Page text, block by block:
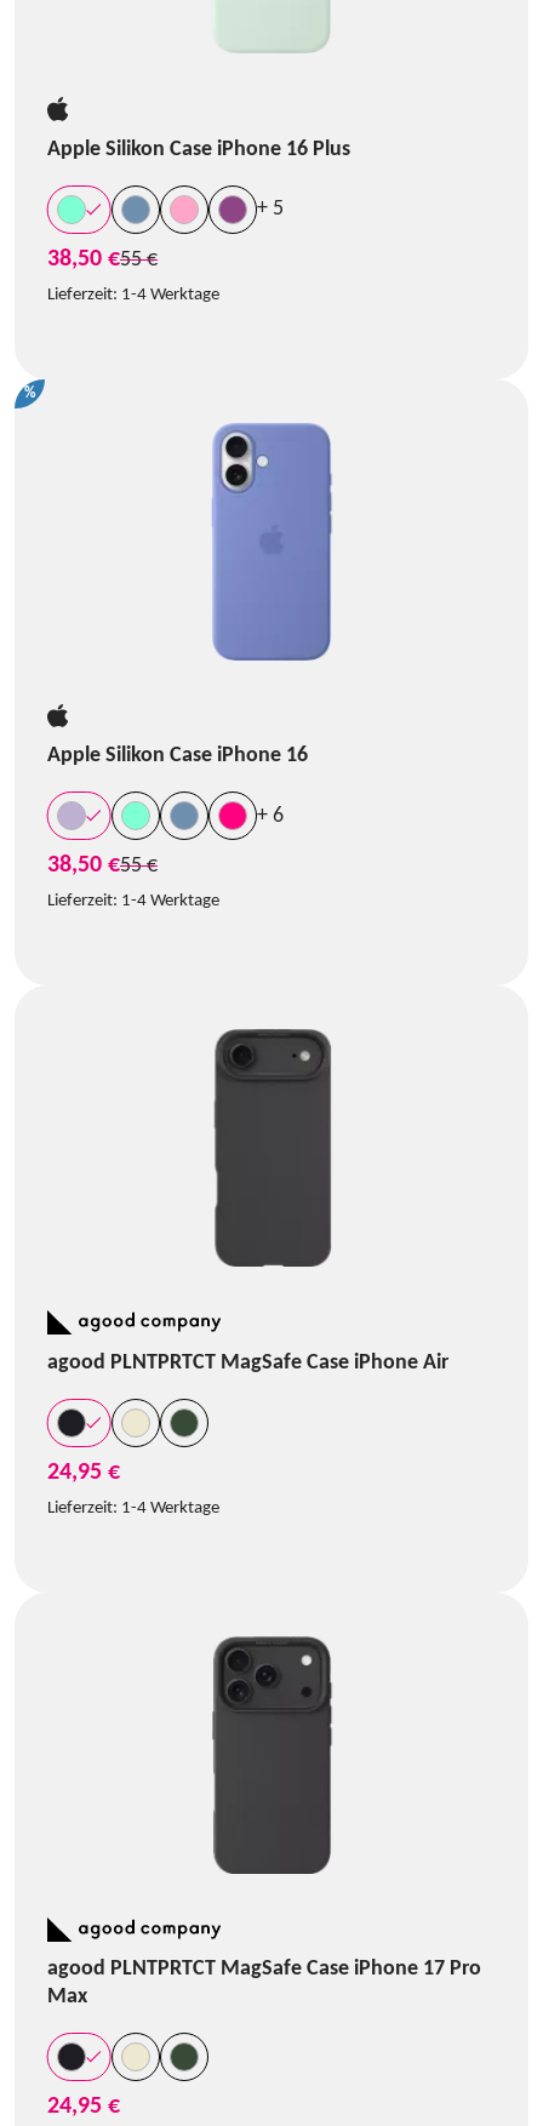
Apple Silikon Case iPhone 16 Plus
+ 5
38,50 €statt
55 €
Lieferzeit: 1-4 Werktage
%
Apple Silikon Case iPhone 16
+ 6
38,50 €statt
55 €
Lieferzeit: 1-4 Werktage
agood PLNTPRTCT MagSafe Case iPhone Air
24,95 €
Lieferzeit: 1-4 Werktage
agood PLNTPRTCT MagSafe Case iPhone 17 Pro
Max
24,95 €